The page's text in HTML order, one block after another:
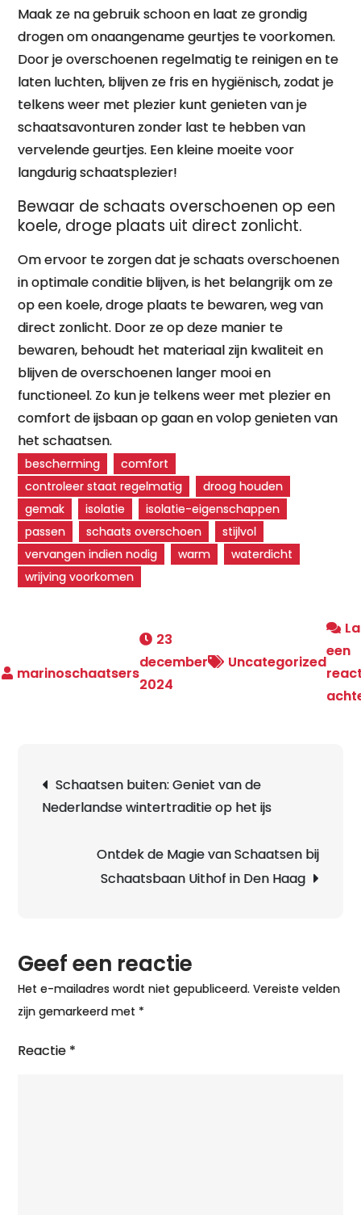
Maak ze na gebruik schoon en laat ze grondig
drogen om onaangename geurtjes te voorkomen.
Door je overschoenen regelmatig te reinigen en te
laten luchten, blijven ze fris en hygiënisch, zodat je
telkens weer met plezier kunt genieten van je
schaatsavonturen zonder last te hebben van
vervelende geurtjes. Een kleine moeite voor
langdurig schaatsplezier!
Bewaar de schaats overschoenen op een
koele, droge plaats uit direct zonlicht.
Om ervoor te zorgen dat je schaats overschoenen
in optimale conditie blijven, is het belangrijk om ze
op een koele, droge plaats te bewaren, weg van
direct zonlicht. Door ze op deze manier te
bewaren, behoudt het materiaal zijn kwaliteit en
blijven de overschoenen langer mooi en
functioneel. Zo kun je telkens weer met plezier en
comfort de ijsbaan op gaan en volop genieten van
het schaatsen.
bescherming
comfort
controleer staat regelmatig
droog houden
gemak
isolatie
isolatie-eigenschappen
passen
schaats overschoen
stijlvol
vervangen indien nodig
warm
waterdicht
wrijving voorkomen
23
december
2024
Uncategorized
een
Schaatsen buiten: Geniet van de
Nederlandse wintertraditie op het ijs
Ontdek de Magie van Schaatsen bij
Schaatsbaan Uithof in Den Haag
Geef een reactie
Het e-mailadres wordt niet gepubliceerd. Vereiste velden
zijn gemarkeerd met *
Reactie *